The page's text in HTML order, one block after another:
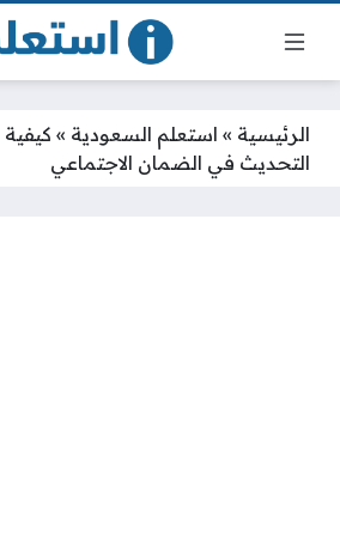
الرئيسية » استعلم السعودية »
التحديث في الضمان الاجتماعي